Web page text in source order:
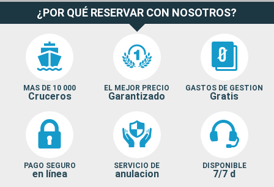
¿POR QUÉ RESERVAR CON NOSOTROS?
MAS DE 10 000
Cruceros
EL MEJOR PRECIO
Garantizado
GASTOS DE GESTION
Gratis
PAGO SEGURO
en línea
SERVICIO DE
anulacion
DISPONIBLE
7/7 d